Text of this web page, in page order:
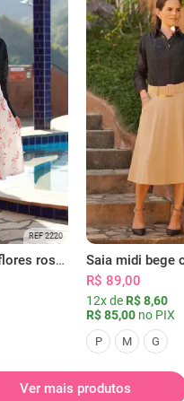
REF 2220
Saia midi branca flores rosas com bolsos
R$ 89,00
12x de R$ 8,60
R$ 85,00 no PIX
P M G
Ver mais produtos